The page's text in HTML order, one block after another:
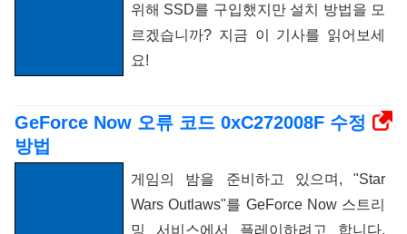
위해 SSD를 구입했지만 설치 방법을 모
르겠습니까? 지금 이 기사를 읽어보세
요!
GeForce Now 오류 코드 0xC272008F 수정
방법
게임의 밤을 준비하고 있으며, "Star
Wars Outlaws"를 GeForce Now 스트리
밍 서비스에서 플레이하려고 합니다.